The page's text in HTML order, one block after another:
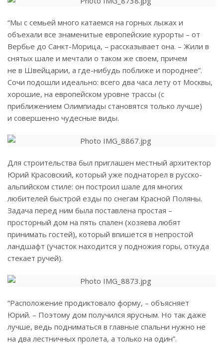
“Мы с семьей много катаемся на горных лыжах и
объехали все знаменитые европейские курорты – от
Вербье до Санкт-Морица, – рассказывает она. – Жили в
снятых шале и мечтали о таком же своем, причем
не в Швейцарии, а где-нибудь поближе и породнее”.
Сочи подошли идеально: всего два часа лету от Москвы,
хорошие, на европейском уровне трассы (с
приближением Олимпиады становятся только лучше)
и совершенно чудесные виды.
Для строительства был приглашен местный архитектор
Юрий Красовский, который уже поднаторел в русско-
альпийском стиле: он построил шале для многих
любителей быстрой езды по снегам Красной Поляны.
Задача перед ним была поставлена простая –
просторный дом на пять спален (хозяева любят
принимать гостей), который впишется в непростой
ландшафт (участок находится у подножия горы, откуда
стекает ручей).
“Расположение продиктовало форму, – объясняет
Юрий. – Поэтому дом получился ярусным. Но так даже
лучше, ведь ­подниматься в главные спальни нужно не
на два лестничных пролета, а только на один”.